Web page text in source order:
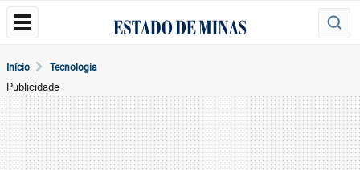
Início Tecnologia
Publicidade